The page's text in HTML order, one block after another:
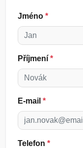
Jméno *
Příjmení *
E-mail *
Telefon *